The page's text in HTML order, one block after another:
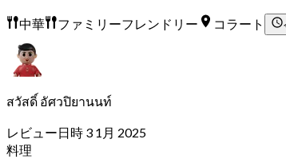
中華 ファミリーフレンドリー コラート
สวัสดิ์ อัศวปิยานนท์
レビュー日時 3 1月 2025
料理